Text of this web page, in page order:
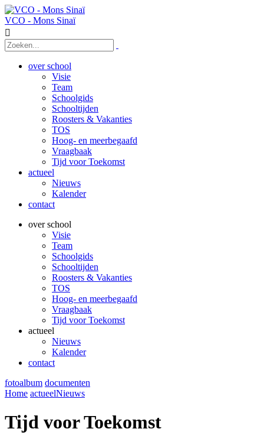
VCO - Mons Sinaï

over school
Visie
Team
Schoolgids
Schooltijden
Roosters & Vakanties
TOS
Hoog- en meerbegaafd
Vraagbaak
Tijd voor Toekomst
actueel
Nieuws
Kalender
contact
over school
Visie
Team
Schoolgids
Schooltijden
Roosters & Vakanties
TOS
Hoog- en meerbegaafd
Vraagbaak
Tijd voor Toekomst
actueel
Nieuws
Kalender
contact
fotoalbum documenten
Home actueelNieuws
Tijd voor Toekomst